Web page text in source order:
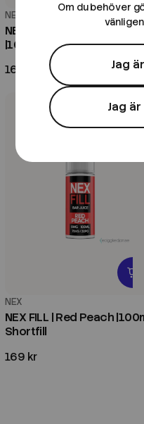
NEX
NEX FILL | Tropical Ice
|100ml Shortfill
169 kr
NEX
NEX FILL | Red Peach
Shortfill
169 kr
Om du behöver
Jag
Jag